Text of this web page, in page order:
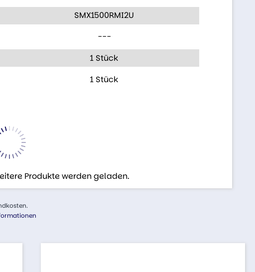
SMX1500RMI2U
---
1 Stück
1 Stück
Produkte werden geladen.